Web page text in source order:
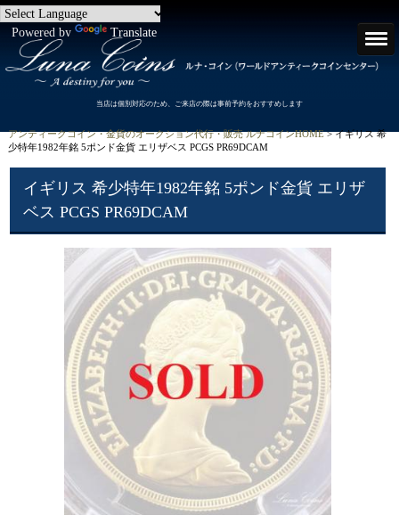
Powered by Translate
当店は個別対応のため、ご来店の際は事前予約をおすすめします
アンティークコイン・金貨のオークション代行・販売 ルナコインHOME> イギリス 希
少特年1982年銘 5ポンド金貨 エリザベス PCGS PR69DCAM
イギリス 希少特年1982年銘 5ポンド金貨 エリザ
ベス PCGS PR69DCAM